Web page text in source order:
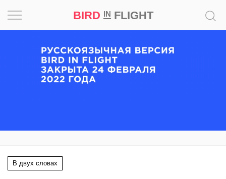
BIRD INFLIGHT
В двух словах